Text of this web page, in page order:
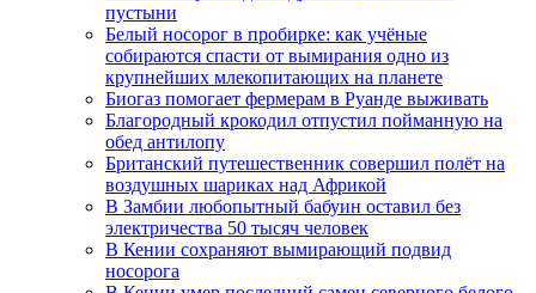
пустыни
Белый носорог в пробирке: как учёные
собираются спасти от вымирания одно из
крупнейших млекопитающих на планете
Биогаз помогает фермерам в Руанде выживать
Благородный крокодил отпустил пойманную на
обед антилопу
Британский путешественник совершил полёт на
воздушных шариках над Африкой
В Замбии любопытный бабуин оставил без
электричества 50 тысяч человек
В Кении сохраняют вымирающий подвид
носорога